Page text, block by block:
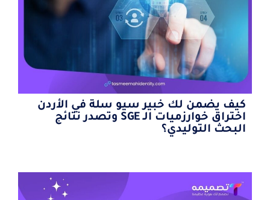
كيف يضمن لك خبير سيو سلة في الأردن
اختراق خوارزميات الـ SGE وتصدر نتائج
البحث التوليدي؟